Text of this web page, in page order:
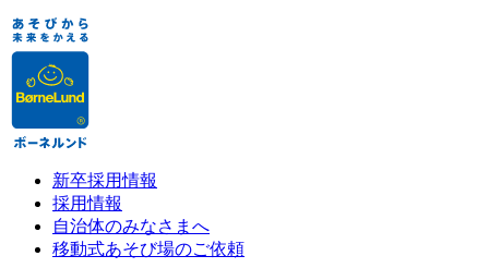
新卒採用情報
採用情報
自治体のみなさまへ
移動式あそび場のご依頼